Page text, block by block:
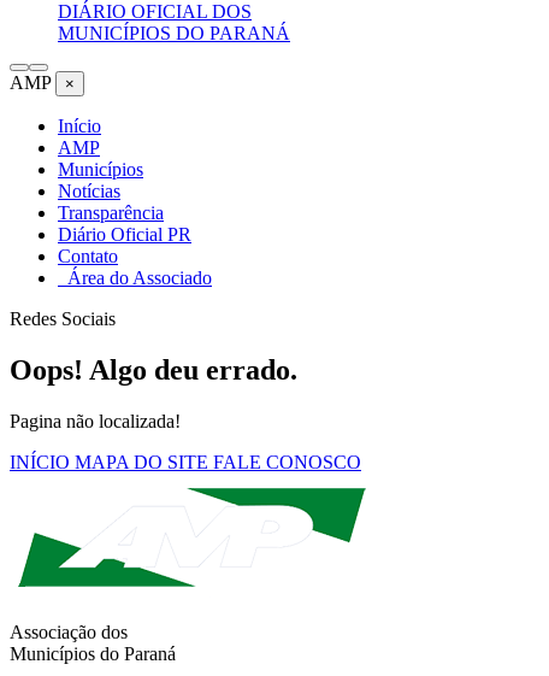
DIÁRIO OFICIAL DOS
MUNICÍPIOS DO PARANÁ
AMP ×
Início
AMP
Municípios
Notícias
Transparência
Diário Oficial PR
Contato
Área do Associado
Redes Sociais
Oops! Algo deu errado.
Pagina não localizada!
INÍCIO MAPA DO SITE FALE CONOSCO
Associação dos
Municípios do Paraná